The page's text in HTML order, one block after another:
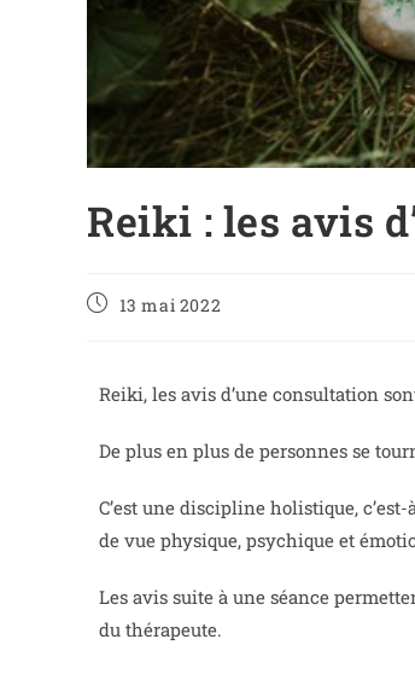
Reiki : les avis
13 mai 2022
Reiki, les avis d’une consultation
De plus en plus de personnes se
C’est une discipline holistique,
de vue physique, psychique et
Les avis suite à une séance
du thérapeute.